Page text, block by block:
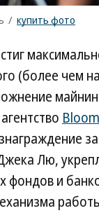
/ купить фото
(более чем
Лю,
и